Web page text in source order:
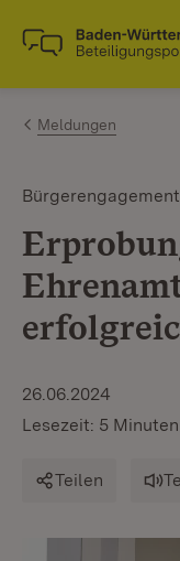
Zum Inhalt
Link zur
Meldungen
Bürgerengagement
26.06.2024
Lesezeit: 5 Minuten
Teilen